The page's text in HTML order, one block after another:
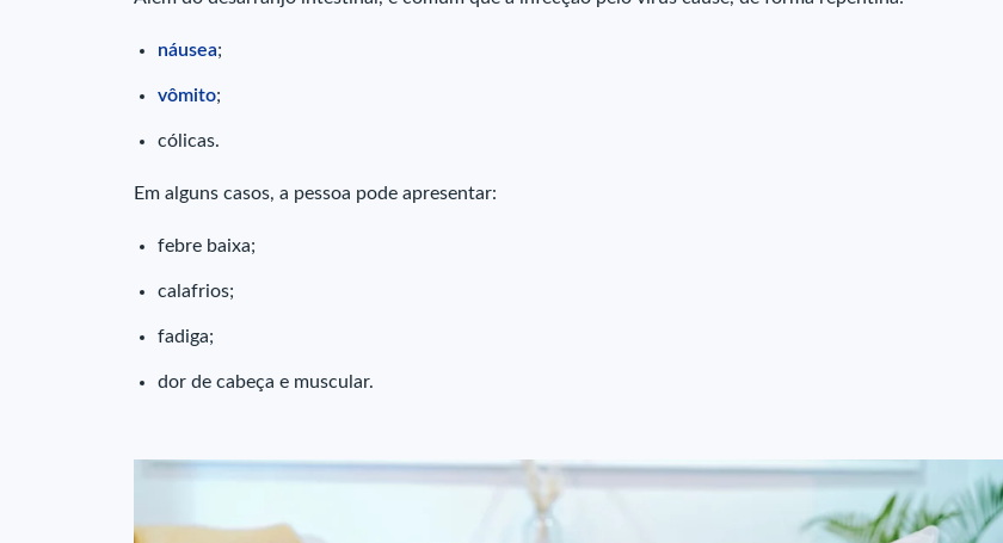
náusea;
vômito;
cólicas.
Em alguns casos, a pessoa pode apresentar:
febre baixa;
calafrios;
fadiga;
dor de cabeça e muscular.